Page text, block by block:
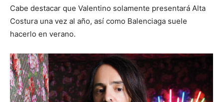
Cabe destacar que Valentino solamente presentará Alta
Costura una vez al año, así como Balenciaga suele
hacerlo en verano.